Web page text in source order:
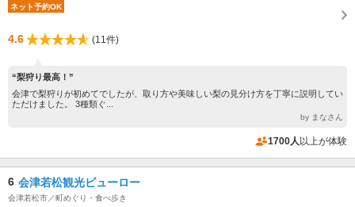
ネット予約OK
4.6 (11件)
“梨狩り最高！”
会津で梨狩りが初めてでしたが、取り方や美味しい梨の見分け方を丁寧に説明してい
ただけました。 3種類ぐ...
by まなさん
1700人 以上が体験
6 会津若松観光ビューロー
会津若松市／町めぐり・食べ歩き